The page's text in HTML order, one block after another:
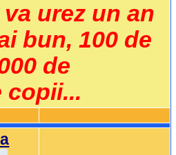
urez un an
bun, 100 de
de
copii...